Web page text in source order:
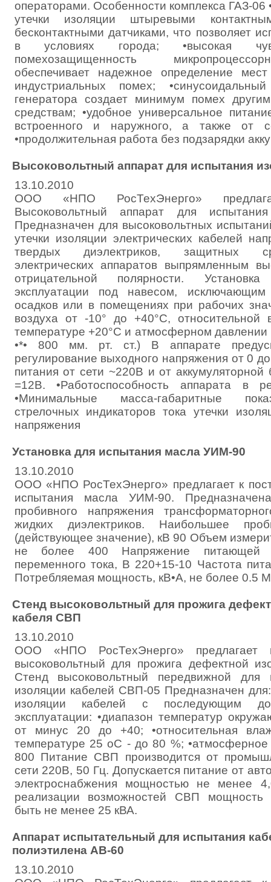
операторами. Особенности комплекса ГАЗ-06
утечки изоляции штыревыми
бесконтактными датчиками, что позволяет
в условиях города; •высокая
помехозащищенность
обеспечивает надежное определение
индустриальных помех;
генератора создает минимум помех
средствам; •удобное универсальное
встроенного и наружного, а также от
•продолжительная работа без подзарядки
Высоковольтный аппарат для испытания
13.10.2010
ООО «НПО РосТехЭнерго»
Высоковольтный аппарат для
Предназначен для высоковольтных
утечки изоляции электрических кабелей
твердых диэлектриков, защитных
электрических аппаратов выпрямленным
отрицательной полярности.
эксплуатации под навесом,
осадков или в помещениях при рабочих
воздуха от -10° до +40°С, относительной
температуре +20°С и атмосферном
•*• 800 мм. рт. ст.) В аппарате
регулирование выходного напряжения от 0
питания от сети ~220В и от аккумуляторной
=12В. •Работоспособность аппарата
•Минимальные масса-габаритные
стрелочных индикаторов тока утечки
напряжения
Установка для испытания масла УИМ-90
13.10.2010
ООО «НПО РосТехЭнерго» предлагает к
испытания масла УИМ-90.
пробивного напряжения
жидких диэлектриков. Наибольшее
(действующее значение), кВ 90 Объем
не более 400 Напряжение питающей
переменного тока, В 220+15-10 Частота
Потребляемая мощность, кВ•А, не более 0.5
Стенд высоковольтный для прожига
кабеля СВП
13.10.2010
ООО «НПО РосТехЭнерго» предлагает
высоковольтный для прожига дефектной
Стенд высоковольтный передвижной для
изоляции кабелей СВП-05 Предназначен
изоляции кабелей с последующим
эксплуатации: •диапазон температур
от минус 20 до +40; •относительная
температуре 25 оС - до 80 %;
800 Питание СВП производится от
сети 220В, 50 Гц. Допускается питание от
электроснабжения мощностью не менее
реализации возможностей СВП мощность
быть не менее 25 кВА.
Аппарат испытательный для испытания
полиэтилена АВ-60
13.10.2010